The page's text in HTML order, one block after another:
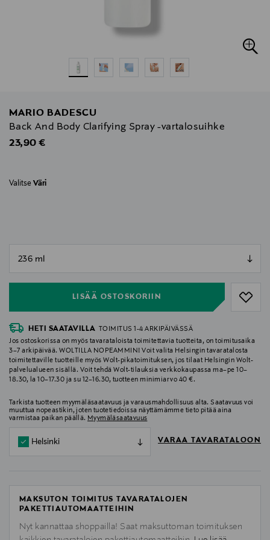
MARIO BADESCU
Back And Body Clarifying Spray -vartalosuihke
Original Price
23,90 €
Valitse Väri
LISÄÄ OSTOSKORIIN
null
HETI SAATAVILLA
TOIMITUS 1-4 ARKIPÄIVÄSSÄ
Jos ostoskorissa on myös tavarataloista toimitettavia tuotteita, on toimitusaika
3–7 arkipäivää. WOLTILLA NOPEAMMIN! Voit valita Helsingin tavaratalosta
toimitettaville tuotteille myös Wolt-pikatoimituksen, jos tilaat Helsingin Wolt-
palvelualueen sisällä. Voit tehdä Wolt-tilauksia verkkokaupassa ma–pe 10–
18.30, la 10–17.30 ja su 12–16.30, tuotteen minimiarvo 40 €.
Tarkista tuotteen myymäläsaatavuus ja varausmahdollisuus alta. Saatavuus voi
muuttua nopeastikin, joten tuotetiedoissa näyttämämme tieto pitää aina
varmistaa paikan päällä. Myymäläsaatavuus
Helsinki VARAA TAVARATALOON
MAKSUTON TOIMITUS TAVARATALOJEN
PAKETTIAUTOMAATTEIHIN
Nyt kannattaa shoppailla! Saat maksuttoman toimituksen